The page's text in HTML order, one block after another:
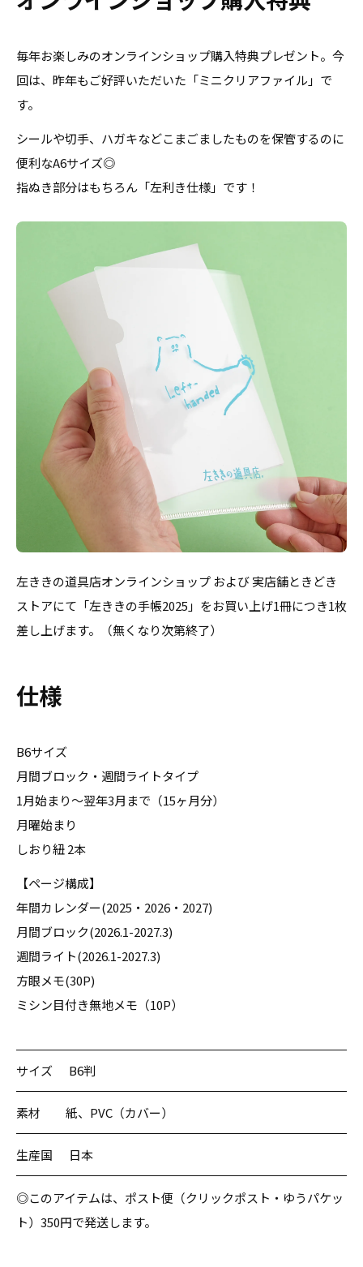
毎年お楽しみのオンラインショップ購入特典プレゼント。今
回は、昨年もご好評いただいた「ミニクリアファイル」で
す。
シールや切手、ハガキなどこまごましたものを保管するのに
便利なA6サイズ◎
指ぬき部分はもちろん「左利き仕様」です！
左ききの道具店オンラインショップ および 実店舗ときどき
ストアにて「左ききの手帳2025」をお買い上げ1冊につき1枚
差し上げます。（無くなり次第終了）
仕様
B6サイズ
月間ブロック・週間ライトタイプ
1月始まり〜翌年3月まで（15ヶ月分）
月曜始まり
しおり紐 2本
【ページ構成】
年間カレンダー(2025・2026・2027)
月間ブロック(2026.1-2027.3)
週間ライト(2026.1-2027.3)
方眼メモ(30P)
ミシン目付き無地メモ（10P）
サイズ B6判
素材 紙、PVC（カバー）
生産国 日本
◎このアイテムは、ポスト便（クリックポスト・ゆうパケッ
ト）350円で発送します。